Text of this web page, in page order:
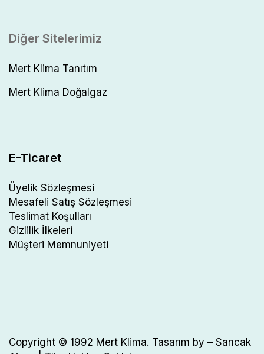
Diğer Sitelerimiz
Mert Klima Tanıtım
Mert Klima Doğalgaz
E-Ticaret
Üyelik Sözleşmesi
Mesafeli Satış Sözleşmesi
Teslimat Koşulları
Gizlilik İlkeleri
Müşteri Memnuniyeti
Copyright © 1992 Mert Klima. Tasarım by – Sancak